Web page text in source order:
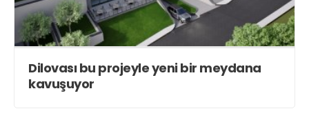
Dilovası bu projeyle yeni bir meydana
kavuşuyor